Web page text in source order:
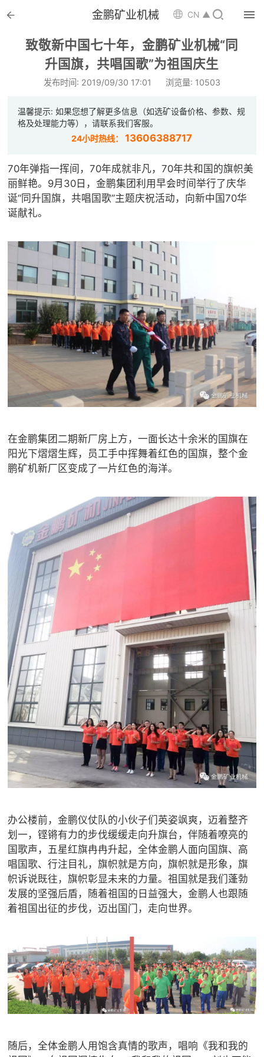
 金鹏矿业机械 CN ▲ 
致敬新中国七十年，金鹏矿业机械“同
升国旗，共唱国歌”为祖国庆生
发布时间: 2019/09/30 17:01 浏览量: 10503
温馨提示: 如果您想了解更多信息（如选矿设备价格、参数、规
格及处理能力等），请联系我们客服。
24小时热线：13606388717
70年弹指一挥间，70年成就非凡，70年共和国的旗帜美
丽鲜艳。9月30日，金鹏集团利用早会时间举行了庆华
诞“同升国旗，共唱国歌”主题庆祝活动，向新中国70华
诞献礼。
在金鹏集团二期新厂房上方，一面长达十余米的国旗在
阳光下熠熠生辉，员工手中挥舞着红色的国旗，整个金
鹏矿机新厂区变成了一片红色的海洋。
办公楼前，金鹏仪仗队的小伙子们英姿飒爽，迈着整齐
划一，铿锵有力的步伐缓缓走向升旗台，伴随着嘹亮的
国歌声，五星红旗冉冉升起，全体金鹏人面向国旗、高
唱国歌、行注目礼，旗帜就是方向，旗帜就是形象，旗
帜诉说既往，旗帜彰显未来的力量。祖国就是我们蓬勃
发展的坚强后盾，随着祖国的日益强大，金鹏人也跟随
着祖国出征的步伐，迈出国门，走向世界。
随后，全体金鹏人用饱含真情的歌声，唱响《我和我的
 首页
 选矿设备

 解决方案
 案例中心
 服务体系

 选矿实验室
 关于金鹏
发展历程
企业文化
专家团队